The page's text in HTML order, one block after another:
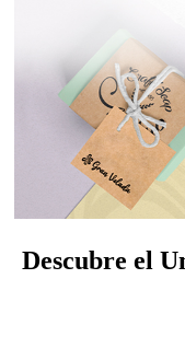
Descubre el